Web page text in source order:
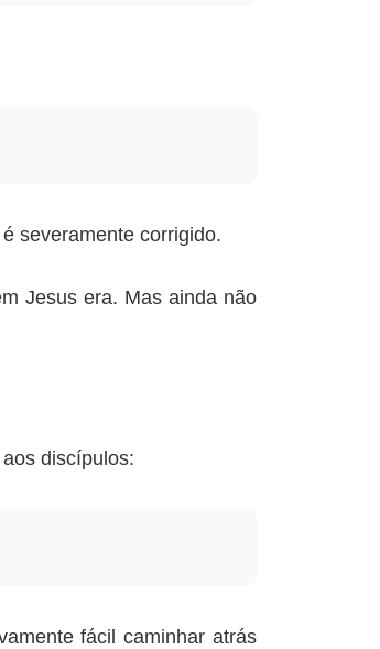
severamente corrigido.
Jesus era. Mas ainda não
discípulos:
fácil caminhar atrás